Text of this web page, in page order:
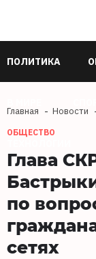
ПОЛИТИКА
Главная Новости
ОБЩЕСТВО
Глава
по
сетях